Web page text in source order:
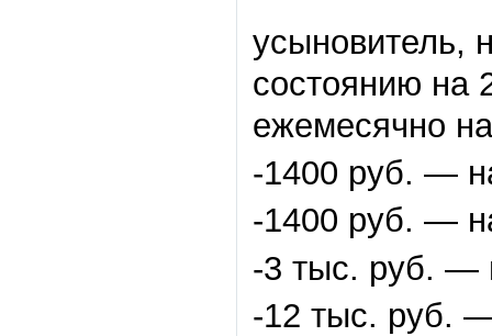
усыновитель,
состоянию на
ежемесячно
-1400 руб. —
-1400 руб. —
-3 тыс. руб. —
-12 тыс. руб.